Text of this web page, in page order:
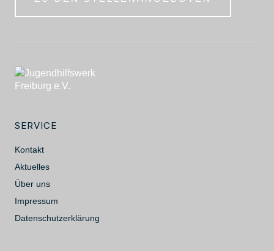
SERVICE
Kontakt
Aktuelles
Über uns
Impressum
Datenschutzerklärung